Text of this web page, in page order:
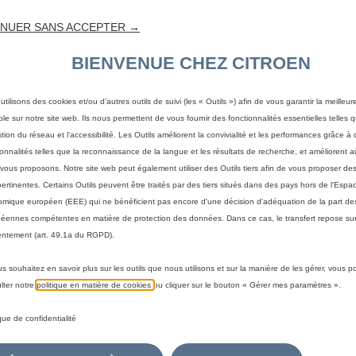
véhicule
méthode pour identifier votre véhicule et afficher les
Par modèle
Par N° de VIN
SANS ACCEPTER →
BIENVENUE CHEZ CITROEN
des cookies et/ou d’autres outils de suivi (les « Outils ») afin de vous garantir la
sur notre site web. Ils nous permettent de vous fournir des fonctionnalités essentielles telles
du réseau et l’accessibilité. Les Outils améliorent la convivialité et les performances grâce à
telles que la reconnaissance de la langue et les résultats de recherche, et améliorent
proposons. Notre site web peut également utiliser des Outils tiers afin de vous proposer
Certains Outils peuvent être traités par des tiers situés dans des pays hors de
européen (EEE) qui ne bénéficient pas encore d'une décision d'adéquation de la part
compétentes en matière de protection des données. Dans ce cas, le transfert repose
(art. 49.1a du RGPD).
souhaitez en savoir plus sur les outils que nous utilisons et sur la manière de les gérer, vous
notre politique en matière de cookies ou cliquer sur le bouton « Gérer mes paramètres ».
de confidentialité